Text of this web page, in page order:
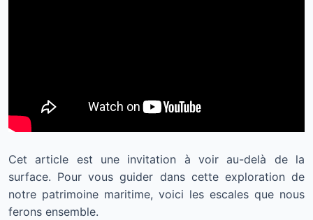
Cet article est une invitation à voir au-delà de la
surface. Pour vous guider dans cette exploration de
notre patrimoine maritime, voici les escales que nous
ferons ensemble.